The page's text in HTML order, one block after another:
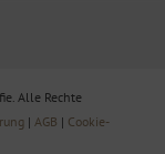
Alle Rechte
| AGB | Cookie-